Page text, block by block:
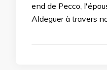
end de Pecco,
Aldeguer à travers